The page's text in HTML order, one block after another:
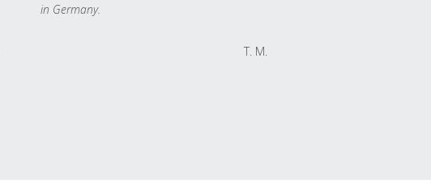
in Germany.
T. M.